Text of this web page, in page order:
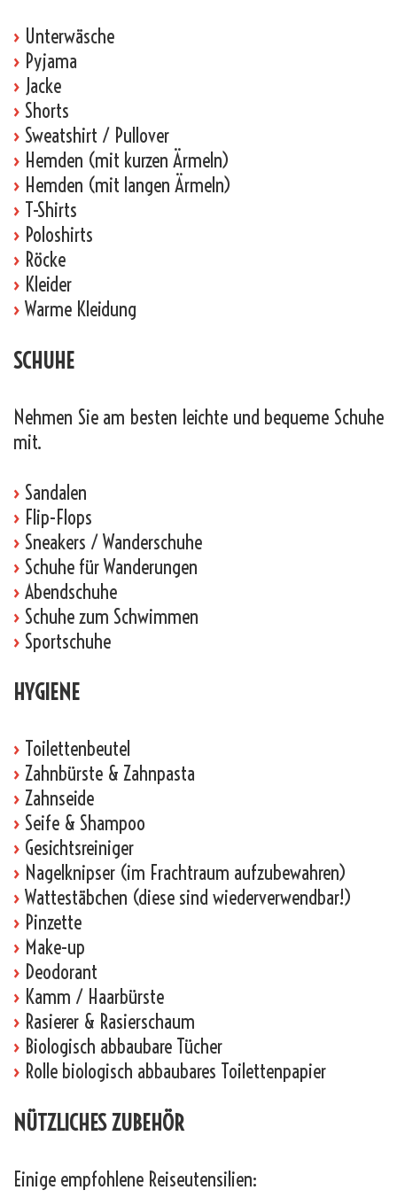
› Unterwäsche
› Pyjama
› Jacke
› Shorts
› Sweatshirt / Pullover
› Hemden (mit kurzen Ärmeln)
› Hemden (mit langen Ärmeln)
› T-Shirts
› Poloshirts
› Röcke
› Kleider
› Warme Kleidung
SCHUHE
Nehmen Sie am besten leichte und bequeme Schuhe
mit.
› Sandalen
› Flip-Flops
› Sneakers / Wanderschuhe
› Schuhe für Wanderungen
› Abendschuhe
› Schuhe zum Schwimmen
› Sportschuhe
HYGIENE
› Toilettenbeutel
› Zahnbürste & Zahnpasta
› Zahnseide
› Seife & Shampoo
› Gesichtsreiniger
› Nagelknipser (im Frachtraum aufzubewahren)
› Wattestäbchen (diese sind wiederverwendbar!)
› Pinzette
› Make-up
› Deodorant
› Kamm / Haarbürste
› Rasierer & Rasierschaum
› Biologisch abbaubare Tücher
› Rolle biologisch abbaubares Toilettenpapier
NÜTZLICHES ZUBEHÖR
Einige empfohlene Reiseutensilien: